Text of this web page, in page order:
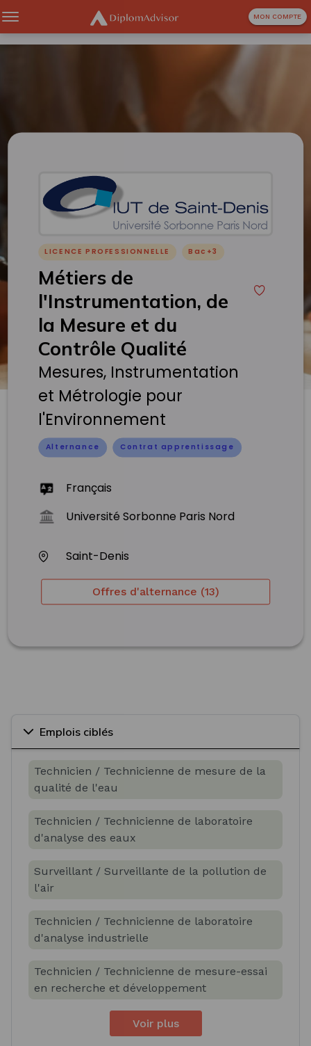
MON COMPTE
LICENCE PROFESSIONNELLE Bac+3
Métiers de
l'Instrumentation, de
la Mesure et du
Contrôle Qualité
Mesures, Instrumentation
et Métrologie pour
l'Environnement
Alternance Contrat apprentissage
Français
Université Sorbonne Paris Nord
Saint-Denis
Offres d'alternance (13)
Emplois ciblés
Technicien / Technicienne de mesure de la
qualité de l'eau
Technicien / Technicienne de laboratoire
d'analyse des eaux
Surveillant / Surveillante de la pollution de
l'air
Technicien / Technicienne de laboratoire
d'analyse industrielle
Technicien / Technicienne de mesure-essai
en recherche et développement
Voir plus